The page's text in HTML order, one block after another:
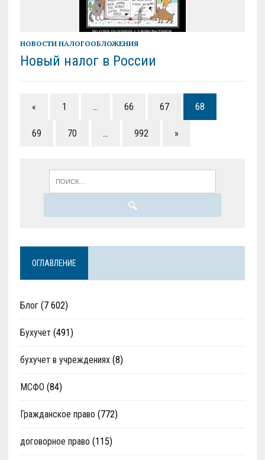
НОВОСТИ НАЛОГООБЛОЖЕНИЯ
Новый налог в России
« 1 … 66 67 68
69 70 … 992 »
ОГЛАВЛЕНИЕ
Блог(7 602)
Бухучет(491)
бухучет в учреждениях(8)
МСФО (84)
Гражданское право (772)
договорное право (115)